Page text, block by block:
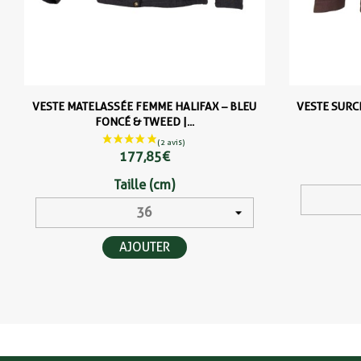
VESTE MATELASSÉE FEMME HALIFAX – BLEU
FONCÉ & TWEED |...
177,85 €
Taille (cm)
AJOUTER
VESTE